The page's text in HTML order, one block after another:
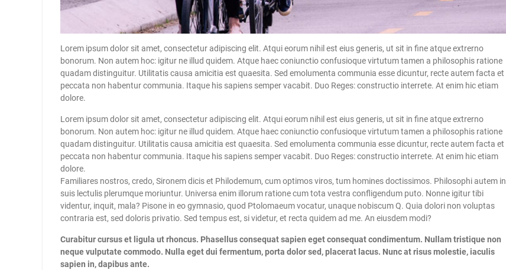
Lorem ipsum dolor sit amet, consectetur adipiscing elit. Atqui eorum nihil est eius generis, ut sit in fine atque extrerno
bonorum. Non autem hoc: igitur ne illud quidem. Atque haec coniunctio confusioque virtutum tamen a philosophis ratione
quadam distinguitur. Utilitatis causa amicitia est quaesita. Sed emolumenta communia esse dicuntur, recte autem facta et
peccata non habentur communia. Itaque his sapiens semper vacabit. Duo Reges: constructio interrete. At enim hic etiam
dolore.
Lorem ipsum dolor sit amet, consectetur adipiscing elit. Atqui eorum nihil est eius generis, ut sit in fine atque extrerno
bonorum. Non autem hoc: igitur ne illud quidem. Atque haec coniunctio confusioque virtutum tamen a philosophis ratione
quadam distinguitur. Utilitatis causa amicitia est quaesita. Sed emolumenta communia esse dicuntur, recte autem facta et
peccata non habentur communia. Itaque his sapiens semper vacabit. Duo Reges: constructio interrete. At enim hic etiam
dolore.
Familiares nostros, credo, Sironem dicis et Philodemum, cum optimos viros, tum homines doctissimos. Philosophi autem in
suis lectulis plerumque moriuntur. Universa enim illorum ratione cum tota vestra confligendum puto. Nonne igitur tibi
videntur, inquit, mala? Pisone in eo gymnasio, quod Ptolomaeum vocatur, unaque nobiscum Q. Quia dolori non voluptas
contraria est, sed doloris privatio. Sed tempus est, si videtur, et recta quidem ad me. An eiusdem modi?
Curabitur cursus et ligula ut rhoncus. Phasellus consequat sapien eget consequat condimentum. Nullam tristique non
neque vulputate commodo. Nulla eget dui fermentum, porta dolor sed, placerat lacus. Nunc at risus molestie, iaculis
sapien in, dapibus ante.